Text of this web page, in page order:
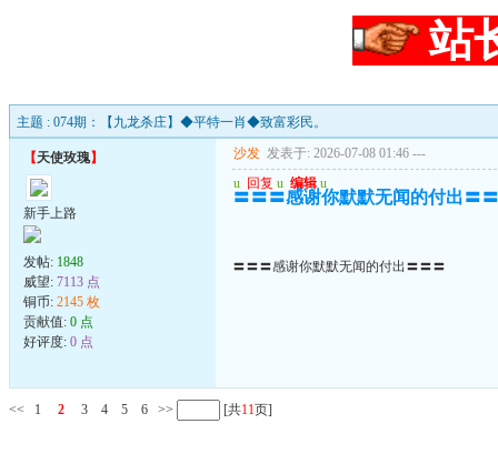
站
主题 : 074期：【九龙杀庄】◆平特一肖◆致富彩民。
【天使玫瑰】
新手上路
发帖: 1848
威望: 7113 点
铜币: 2145 枚
贡献值: 0 点
好评度: 0 点
沙发 发表于: 2026-07-08 01:46 ---
u 回复 u 编辑 u
〓〓〓感谢你默默无闻的付出〓
〓〓〓感谢你默默无闻的付出〓〓〓
<< 1 2 3 4 5 6 >> [共11页]